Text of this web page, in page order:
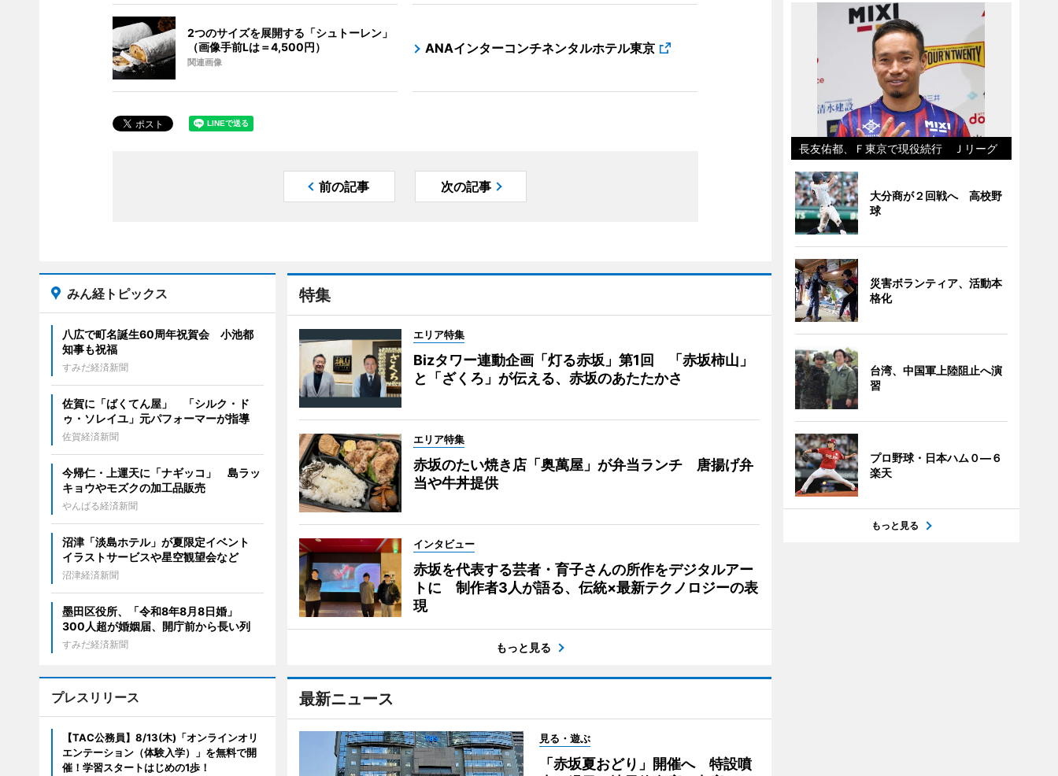
2つのサイズを展開する「シュトーレン」
（画像手前Lは＝4,500円）
関連画像
ANAインターコンチネンタルホテル東京
前の記事 次の記事
特集
エリア特集
Bizタワー連動企画「灯る赤坂」第1回 「赤坂柿山」
と「ざくろ」が伝える、赤坂のあたたかさ
エリア特集
赤坂のたい焼き店「奥萬屋」が弁当ランチ 唐揚げ弁
当や牛丼提供
インタビュー
赤坂を代表する芸者・育子さんの所作をデジタルアー
トに 制作者3人が語る、伝統×最新テクノロジーの表
現
もっと見る
最新ニュース
見る・遊ぶ
「赤坂夏おどり」開催へ 特設噴
みん経トピックス
八広で町名誕生60周年祝賀会 小池都
知事も祝福
すみだ経済新聞
佐賀に「ばくてん屋」 「シルク・ド
ゥ・ソレイユ」元パフォーマーが指導
佐賀経済新聞
今帰仁・上運天に「ナギッコ」 島ラッ
キョウやモズクの加工品販売
やんばる経済新聞
沼津「淡島ホテル」が夏限定イベント
イラストサービスや星空観望会など
沼津経済新聞
墨田区役所、「令和8年8月8日婚」
300人超が婚姻届、開庁前から長い列
すみだ経済新聞
プレスリリース
【TAC公務員】8/13(木)「オンラインオリ
エンテーション（体験入学）」を無料で開
催！学習スタートはじめの1歩！
長友佑都、Ｆ東京で現役続行 Ｊリーグ
大分商が２回戦へ 高校野
球
災害ボランティア、活動本
格化
台湾、中国軍上陸阻止へ演
習
プロ野球・日本ハム０―６
楽天
もっと見る